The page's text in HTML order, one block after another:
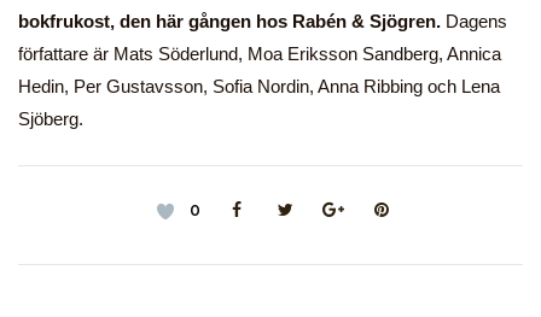
bokfrukost, den här gången hos Rabén & Sjögren. Dagens
författare är Mats Söderlund, Moa Eriksson Sandberg, Annica
Hedin, Per Gustavsson, Sofia Nordin, Anna Ribbing och Lena
Sjöberg.
0